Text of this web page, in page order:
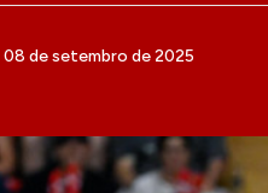
08 de setembro de 2025